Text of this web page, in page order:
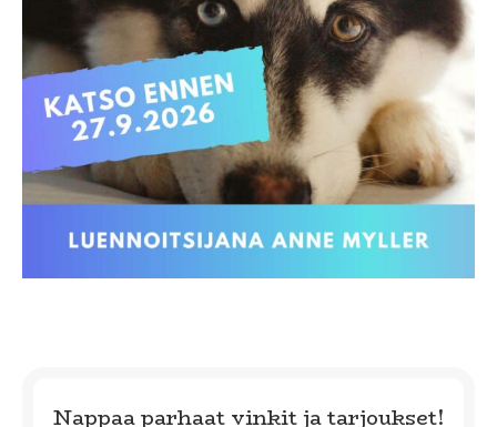
Nappaa parhaat vinkit ja tarjoukset!